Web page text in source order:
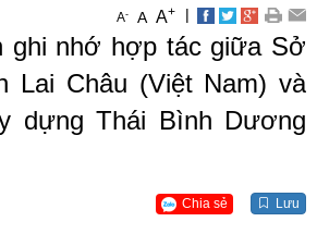
A- A A+ |
ghi nhớ hợp tác giữa Sở
Lai Châu (Việt Nam) và
dựng Thái Bình Dương
Chia sẻ Lưu